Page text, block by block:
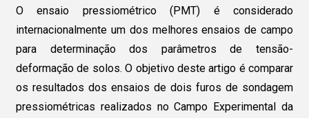
O ensaio pressiométrico (PMT) é considerado
internacionalmente um dos melhores ensaios de campo
para determinação dos parâmetros de tensão-
deformação de solos. O objetivo deste artigo é comparar
os resultados dos ensaios de dois furos de sondagem
pressiométricas realizados no Campo Experimental da